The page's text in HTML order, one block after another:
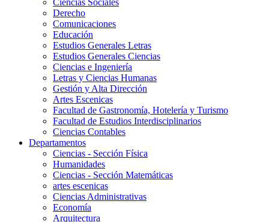
Ciencias Sociales
Derecho
Comunicaciones
Educación
Estudios Generales Letras
Estudios Generales Ciencias
Ciencias e Ingeniería
Letras y Ciencias Humanas
Gestión y Alta Dirección
Artes Escenicas
Facultad de Gastronomía, Hotelería y Turismo
Facultad de Estudios Interdisciplinarios
Ciencias Contables
Departamentos
Ciencias - Sección Física
Humanidades
Ciencias - Sección Matemáticas
artes escenicas
Ciencias Administrativas
Economía
Arquitectura